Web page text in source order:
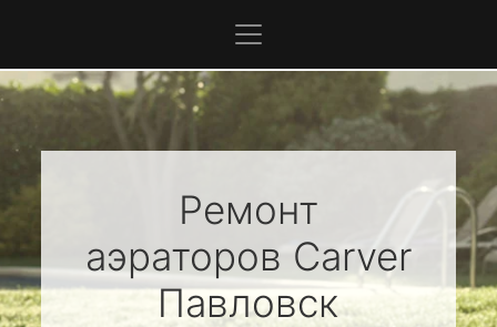
Ремонт
аэраторов Carver
Павловск